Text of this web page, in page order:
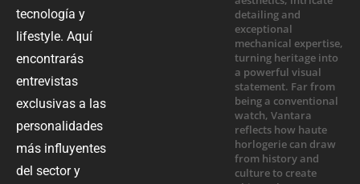
tecnología y
lifestyle. Aquí
encontrarás
entrevistas
exclusivas a las
personalidades
más influyentes
del sector y